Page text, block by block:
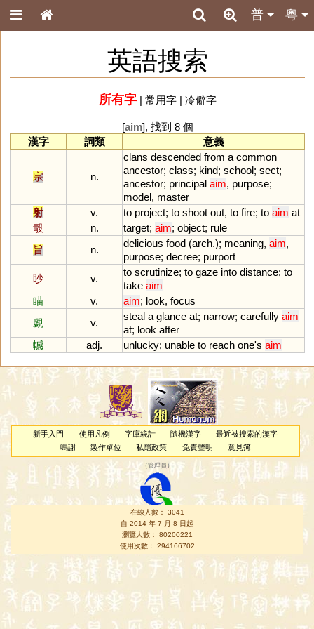
粵
普
英語搜索
所有字| 常用字| 冷僻字
[aim], 找到 8 個
漢字
詞類 意義
宗 n.
clans descended from a common
ancestor; class; kind; school; sect;
ancestor; principal aim, purpose;
model, master
射
v. to project; to shoot out, to fire; to aim at
彀
n. target; aim; object; rule
旨
n.
delicious food (arch.); meaning, aim,
purpose; decree; purport
眇
v.
to scrutinize; to gaze into distance; to
take aim
瞄
v. aim; look, focus
覷
v.
steal a glance at; narrow; carefully aim
at; look after
轗
adj. unlucky; unable to reach one's aim
新手入門 使用凡例 字庫統計 隨機漢字
最近被搜索的漢字
鳴謝
製作單位 私隱政策 免責聲明 意見簿
（管理員 ）
在線人數： 3041
自 2014 年 7 月 8 日起
瀏覽人數： 80200221
使用次數： 294166702